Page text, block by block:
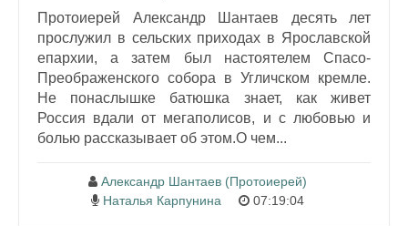
Протоиерей Александр Шантаев десять лет
прослужил в сельских приходах в Ярославской
епархии, а затем был настоятелем Спасо-
Преображенского собора в Угличском кремле.
Не понаслышке батюшка знает, как живет
Россия вдали от мегаполисов, и с любовью и
болью рассказывает об этом.О чем...
Александр Шантаев (Протоиерей)
Наталья Карпунина
07:19:04